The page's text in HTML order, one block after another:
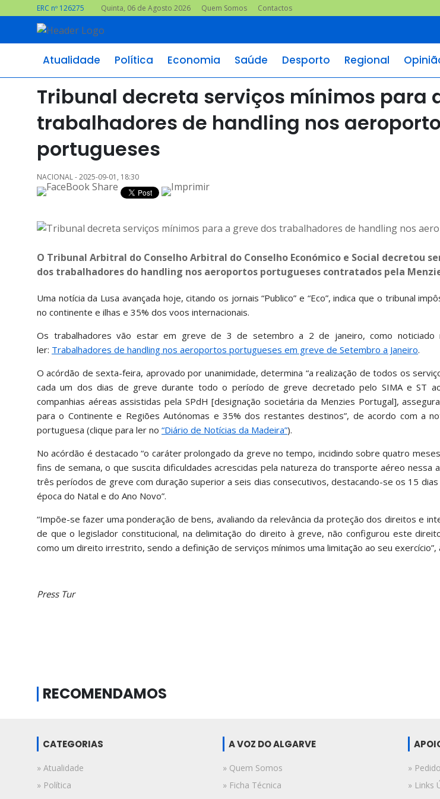
ERC nº 126275 Quinta, 06 de Agosto 2026 Quem Somos Contactos
Atualidade Política Economia Saúde Desporto Regional
Tribunal decreta serviços mínimos para
trabalhadores de handling nos
portugueses
NACIONAL - 2025-09-01, 18:30
O Tribunal Arbitral do Conselho Arbitral do Conselho Económico e Social decretou
dos trabalhadores do handling nos aeroportos portugueses contratados pela
Uma notícia da Lusa avançada hoje, citando os jornais “Publico” e “Eco”, indica que o tribunal
no continente e ilhas e 35% dos voos internacionais.
Os trabalhadores vão estar em greve de 3 de setembro a 2 de janeiro, como noticiado
ler: Trabalhadores de handling nos aeroportos portugueses em greve de Setembro a Janeiro.
O acórdão de sexta-feira, aprovado por unanimidade, determina “a realização de todos os
cada um dos dias de greve durante todo o período de greve decretado pelo SIMA e ST
companhias aéreas assistidas pela SPdH [designação societária da Menzies Portugal],
para o Continente e Regiões Autónomas e 35% dos restantes destinos”, de acordo com a
portuguesa (clique para ler no “Diário de Notícias da Madeira”).
No acórdão é destacado “o caráter prolongado da greve no tempo, incidindo sobre quatro
fins de semana, o que suscita dificuldades acrescidas pela natureza do transporte aéreo nessa
três períodos de greve com duração superior a seis dias consecutivos, destacando-se os 15
época do Natal e do Ano Novo”.
“Impõe-se fazer uma ponderação de bens, avaliando da relevância da proteção dos direitos e
de que o legislador constitucional, na delimitação do direito à greve, não configurou este
como um direito irrestrito, sendo a definição de serviços mínimos uma limitação ao seu exercício”,
Press Tur
RECOMENDAMOS
CATEGORIAS
» Atualidade
» Política
A VOZ DO ALGARVE
» Quem Somos
» Ficha Técnica
»
» Links